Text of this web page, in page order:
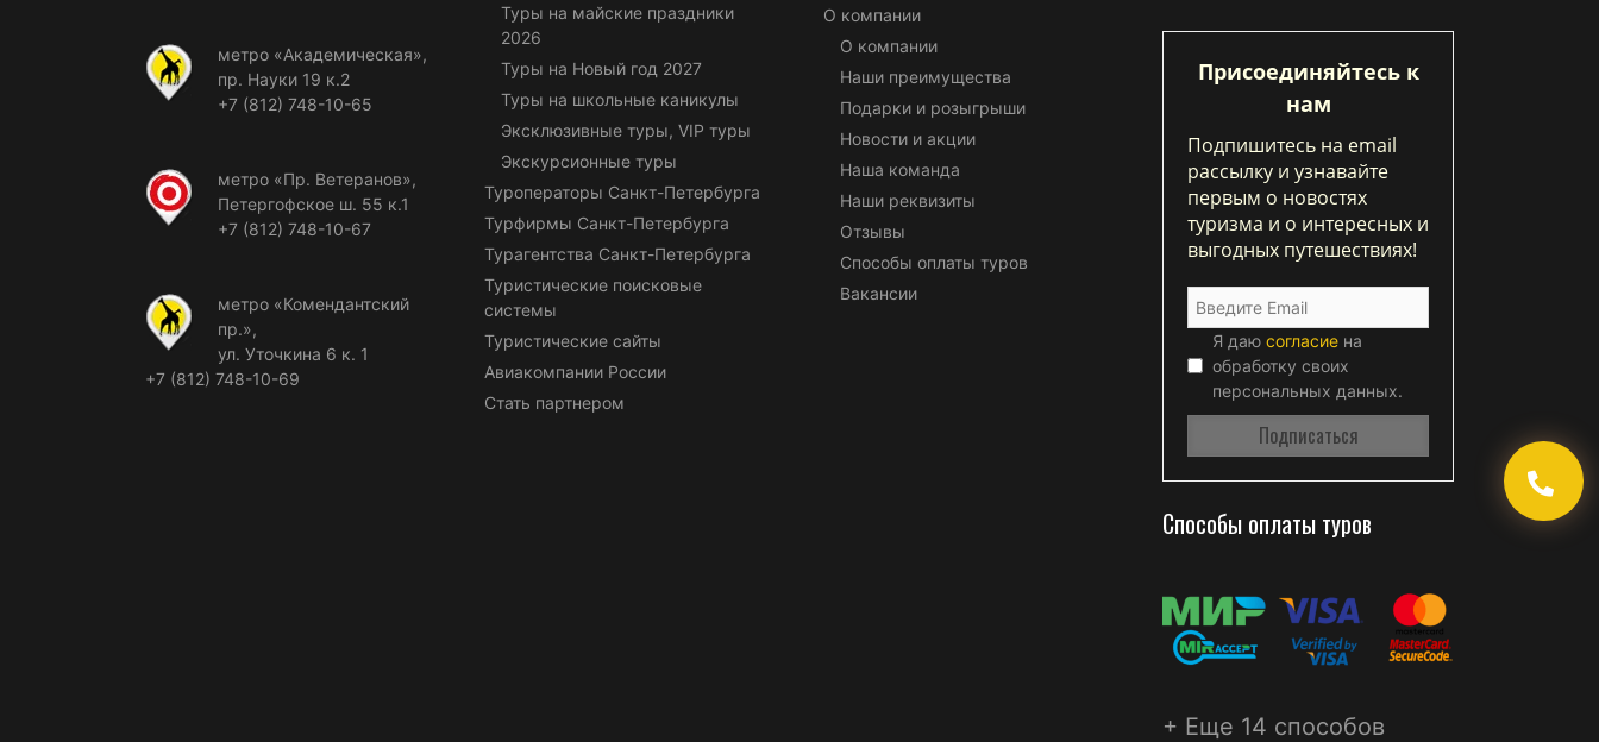
метро «Академическая»,
пр. Науки 19 к.2
+7 (812) 748-10-65
метро «Пр. Ветеранов»,
Петергофское ш. 55 к.1
+7 (812) 748-10-67
метро «Комендантский
пр.»,
ул. Уточкина 6 к. 1
+7 (812) 748-10-69
Туры на майские праздники
2026
Туры на Новый год 2027
Туры на школьные каникулы
Эксклюзивные туры, VIP туры
Экскурсионные туры
Туроператоры Санкт-Петербурга
Турфирмы Санкт-Петербурга
Турагентства Санкт-Петербурга
Туристические поисковые
системы
Туристические сайты
Авиакомпании России
Стать партнером
О компании
О компании
Наши преимущества
Подарки и розыгрыши
Новости и акции
Наша команда
Наши реквизиты
Отзывы
Способы оплаты туров
Вакансии
Присоединяйтесь к
нам
Подпишитесь на email
рассылку и узнавайте
первым о новостях
туризма и о интересных и
выгодных путешествиях!
Я даю согласие на
обработку своих
персональных данных.
Способы оплаты туров
+ Еще 14 способов